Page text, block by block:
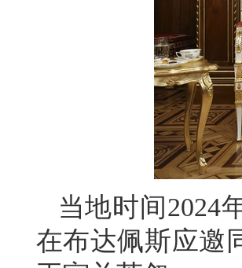
当地时间2024
在布达佩斯应邀